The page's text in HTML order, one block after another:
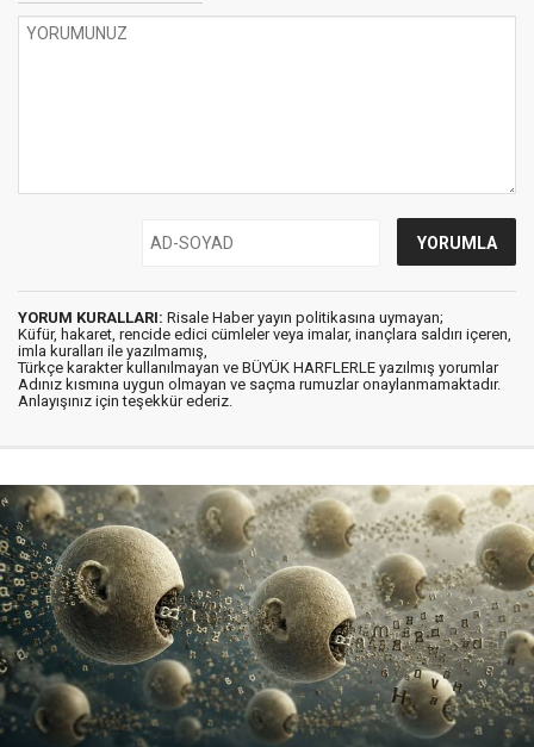
YORUM KURALLARI: Risale Haber yayın politikasına uymayan;
Küfür, hakaret, rencide edici cümleler veya imalar, inançlara saldırı içeren,
imla kuralları ile yazılmamış,
Türkçe karakter kullanılmayan ve BÜYÜK HARFLERLE yazılmış yorumlar
Adınız kısmına uygun olmayan ve saçma rumuzlar onaylanmamaktadır.
Anlayışınız için teşekkür ederiz.